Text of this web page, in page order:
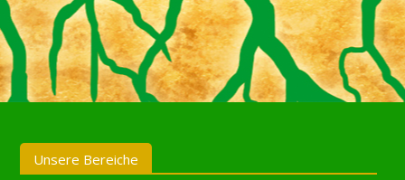
Unsere Bereiche